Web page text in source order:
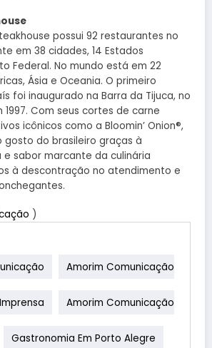
possui 92 restaurantes no
em 38 cidades, 14 Estados
Federal. No mundo está em 22
Ásia e Oceania. O primeiro
foi inaugurado na Barra da Tijuca, no
1997. Com seus cortes de carne
icônicos como a Bloomin’ Onion®,
gosto do brasileiro graças à
sabor marcante da culinária
à descontração no atendimento e
)
Amorim Comunicação
Amorim Comunicação
Gastronomia Em Porto Alegre